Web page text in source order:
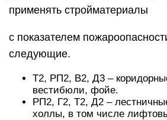
применять стройматериалы
с показателем
следующие.
Т2, РП2, В2, Д3 –
вестибюли, фойе.
РП2, Г2, Т2, Д2 –
холлы, в том числе